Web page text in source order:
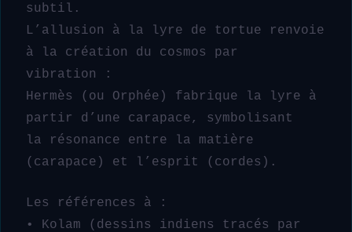
subtil.
L’allusion à la lyre de tortue renvoie
à la création du cosmos par
vibration :
Hermès (ou Orphée) fabrique la lyre à
partir d’une carapace, symbolisant
la résonance entre la matière
(carapace) et l’esprit (cordes).
Les références à :
• Kolam (dessins indiens tracés par